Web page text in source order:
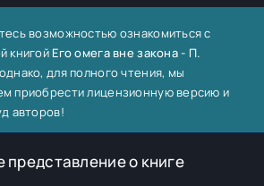
возможностью ознакомиться с
книгой Его омега вне закона - П.
для полного чтения, мы
приобрести лицензионную версию и
авторов!
представление о книге